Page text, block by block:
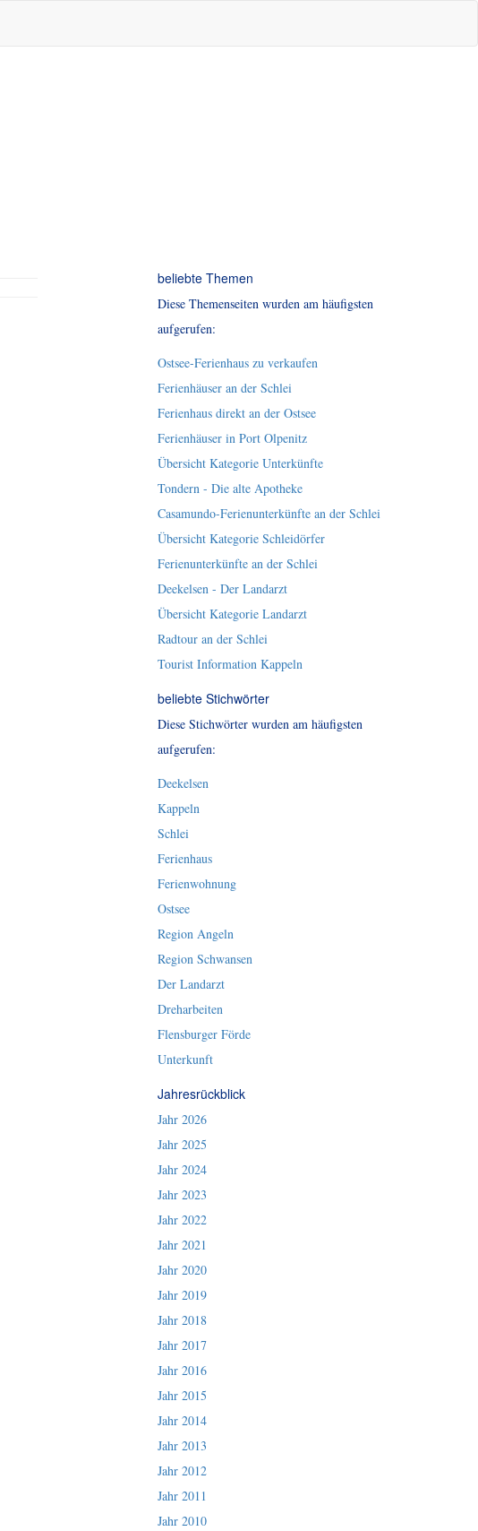
beliebte Themen
Diese Themenseiten wurden am häufigsten
aufgerufen:
Ostsee-Ferienhaus zu verkaufen
Ferienhäuser an der Schlei
Ferienhaus direkt an der Ostsee
Ferienhäuser in Port Olpenitz
Übersicht Kategorie Unterkünfte
Tondern - Die alte Apotheke
Casamundo-Ferienunterkünfte an der Schlei
Übersicht Kategorie Schleidörfer
Ferienunterkünfte an der Schlei
Deekelsen - Der Landarzt
Übersicht Kategorie Landarzt
Radtour an der Schlei
Tourist Information Kappeln
beliebte Stichwörter
Diese Stichwörter wurden am häufigsten
aufgerufen:
Deekelsen
Kappeln
Schlei
Ferienhaus
Ferienwohnung
Ostsee
Region Angeln
Region Schwansen
Der Landarzt
Dreharbeiten
Flensburger Förde
Unterkunft
Jahresrückblick
Jahr 2026
Jahr 2025
Jahr 2024
Jahr 2023
Jahr 2022
Jahr 2021
Jahr 2020
Jahr 2019
Jahr 2018
Jahr 2017
Jahr 2016
Jahr 2015
Jahr 2014
Jahr 2013
Jahr 2012
Jahr 2011
Jahr 2010